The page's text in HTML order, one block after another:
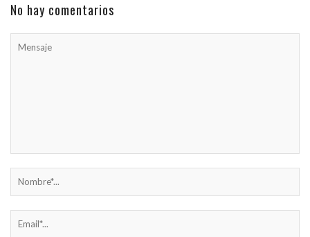
No hay comentarios